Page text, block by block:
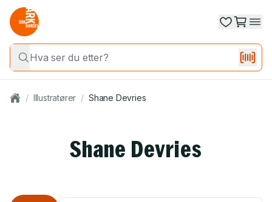
/ Illustratører / Shane Devries
Shane Devries